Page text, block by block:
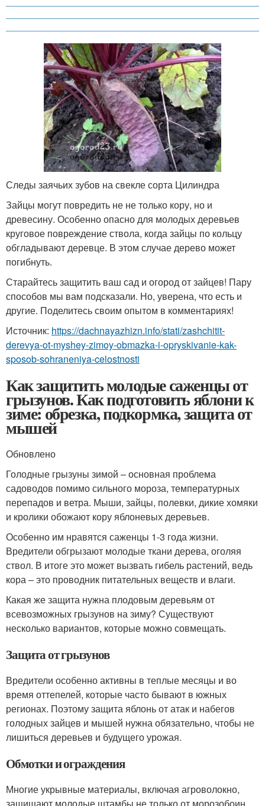
Следы заячьих зубов на свекле сорта Цилиндра
Зайцы могут повредить не не только кору, но и
древесину. Особенно опасно для молодых деревьев
круговое повреждение ствола, когда зайцы по кольцу
обгладывают деревце. В этом случае дерево может
погибнуть.
Старайтесь защитить ваш сад и огород от зайцев! Пару
способов мы вам подсказали. Но, уверена, что есть и
другие. Поделитесь своим опытом в комментариях!
Источник: https://dachnayazhizn.info/stati/zashchitit-
derevya-ot-myshey-zimoy-obmazka-i-opryskivanie-kak-
sposob-sohraneniya-celostnosti
Как защитить молодые саженцы от
грызунов. Как подготовить яблони к
зиме: обрезка, подкормка, защита от
мышей
Обновлено
Голодные грызуны зимой – основная проблема
садоводов помимо сильного мороза, температурных
перепадов и ветра. Мыши, зайцы, полевки, дикие хомяки
и кролики обожают кору яблоневых деревьев.
Особенно им нравятся саженцы 1-3 года жизни.
Вредители обгрызают молодые ткани дерева, оголяя
ствол. В итоге это может вызвать гибель растений, ведь
кора – это проводник питательных веществ и влаги.
Какая же защита нужна плодовым деревьям от
всевозможных грызунов на зиму? Существуют
несколько вариантов, которые можно совмещать.
Защита от грызунов
Вредители особенно активны в теплые месяцы и во
время оттепелей, которые часто бывают в южных
регионах. Поэтому защита яблонь от атак и набегов
голодных зайцев и мышей нужна обязательно, чтобы не
лишиться деревьев и будущего урожая.
Обмотки и ограждения
Многие укрывные материалы, включая агроволокно,